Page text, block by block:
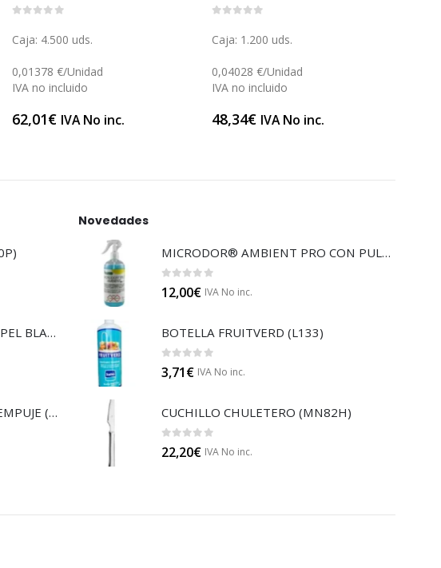
Caja: 4.500 uds.
0,01378 €/Unidad
IVA no incluido
62,01€ IVA No inc.
Caja: 1.200 uds.
0,04028 €/Unidad
IVA no incluido
48,34€ IVA No inc.
PROTECTOR ASIENTO WC PAPEL BLANCO (GP16213)
CUCHILLAS Y ELEMENTO DE EMPUJE (GP15903)
Novedades
MICRODOR® AMBIENT PRO CON PULVERIZADOR (LB08)
0 out of 5
12,00€ IVA No inc.
BOTELLA FRUITVERD (L133)
0 out of 5
3,71€ IVA No inc.
CUCHILLO CHULETERO (MN82H)
0 out of 5
22,20€ IVA No inc.